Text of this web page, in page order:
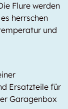
Flure werden
herrschen
und
Ersatzteile für
Garagenbox